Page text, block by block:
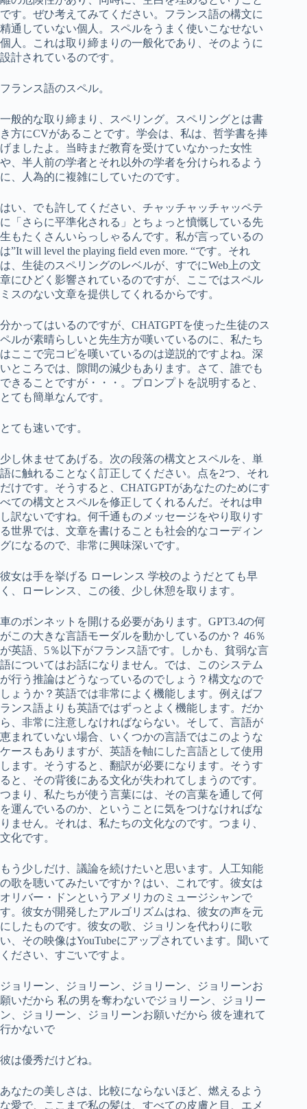
です。ぜひ考えてみてください。フランス語の構文に
精通していない個人。スペルをうまく使いこなせない
個人。これは取り締まりの一般化であり、そのように
設計されているのです。
フランス語のスペル。
一般的な取り締まり、スペリング。スペリングとは書
き方にCVがあることです。学会は、私は、哲学書を捧
げましたよ。当時まだ教育を受けていなかった女性
や、半人前の学者とそれ以外の学者を分けられるよう
に、人為的に複雑にしていたのです。
はい、でも許してください、チャッチャッチャッペテ
に「さらに平準化される」とちょっと憤慨している先
生もたくさんいらっしゃるんです。私が言っているの
は”It will level the playing field even more. “です。それ
は、生徒のスペリングのレベルが、すでにWeb上の文
章にひどく影響されているのですが、ここではスペル
ミスのない文章を提供してくれるからです。
分かってはいるのですが、CHATGPTを使った生徒のス
ペルが素晴らしいと先生方が嘆いているのに、私たち
はここで完コピを嘆いているのは逆説的ですよね。深
いところでは、隙間の減少もあります。さて、誰でも
できることですが・・・。プロンプトを説明すると、
とても簡単なんです。
とても速いです。
少し休ませてあげる。次の段落の構文とスペルを、単
語に触れることなく訂正してください。点を2つ、それ
だけです。そうすると、CHATGPTがあなたのためにす
べての構文とスペルを修正してくれるんだ。それは申
し訳ないですね。何千通ものメッセージをやり取りす
る世界では、文章を書けることも社会的なコーディン
グになるので、非常に興味深いです。
彼女は手を挙げる ローレンス 学校のようだとても早
く、ローレンス、この後、少し休憩を取ります。
車のボンネットを開ける必要があります。GPT3.4の何
がこの大きな言語モーダルを動かしているのか？ 46％
が英語、5％以下がフランス語です。しかも、貧弱な言
語についてはお話になりません。では、このシステム
が行う推論はどうなっているのでしょう？構文なので
しょうか？英語では非常によく機能します。例えばフ
ランス語よりも英語ではずっとよく機能します。だか
ら、非常に注意しなければならない。そして、言語が
恵まれていない場合、いくつかの言語ではこのような
ケースもありますが、英語を軸にした言語として使用
します。そうすると、翻訳が必要になります。そうす
ると、その背後にある文化が失われてしまうのです。
つまり、私たちが使う言葉には、その言葉を通して何
を運んでいるのか、ということに気をつけなければな
りません。それは、私たちの文化なのです。つまり、
文化です。
もう少しだけ、議論を続けたいと思います。人工知能
の歌を聴いてみたいですか？はい、これです。彼女は
オリバー・ドンというアメリカのミュージシャンで
す。彼女が開発したアルゴリズムはね、彼女の声を元
にしたものです。彼女の歌、ジョリンを代わりに歌
い、その映像はYouTubeにアップされています。聞いて
ください、すごいですよ。
ジョリーン、ジョリーン、ジョリーン、ジョリーンお
願いだから 私の男を奪わないでジョリーン、ジョリー
ン、ジョリーン、ジョリーンお願いだから 彼を連れて
行かないで
彼は優秀だけどね。
あなたの美しさは、比較にならないほど、燃えるよう
な愛で、ここまで私の髪は、すべての皮膚と目、エメ